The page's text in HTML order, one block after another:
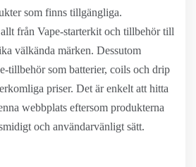
som finns tillgängliga.
från Vape-starterkit och tillbehör till
välkända märken. Dessutom
tillbehör som batterier, coils och drip
priser. Det är enkelt att hitta
webbplats eftersom produkterna
och användarvänligt sätt.